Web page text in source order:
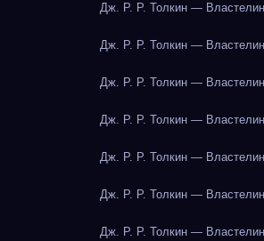
Дж. Р. Р. Толкин —
Дж. Р. Р. Толкин —
Дж. Р. Р. Толкин —
Дж. Р. Р. Толкин —
Дж. Р. Р. Толкин —
Дж. Р. Р. Толкин —
Дж. Р. Р. Толкин —